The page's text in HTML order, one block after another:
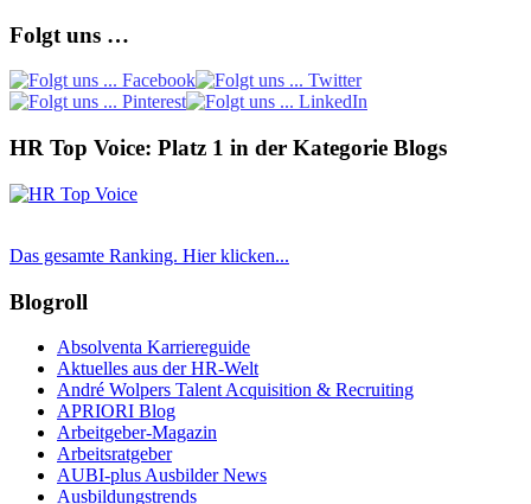
Folgt uns …
HR Top Voice: Platz 1 in der Kategorie Blogs
Das gesamte Ranking. Hier klicken...
Blogroll
Absolventa Karriereguide
Aktuelles aus der HR-Welt
André Wolpers Talent Acquisition & Recruiting
APRIORI Blog
Arbeitgeber-Magazin
Arbeitsratgeber
AUBI-plus Ausbilder News
Ausbildungstrends